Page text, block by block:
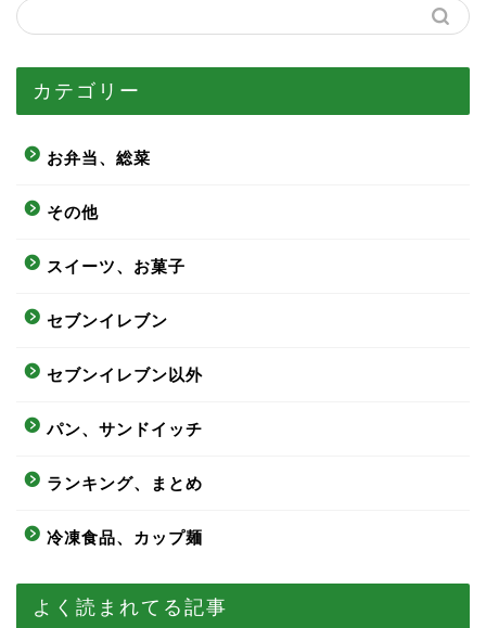
カテゴリー
お弁当、総菜
その他
スイーツ、お菓子
セブンイレブン
セブンイレブン以外
パン、サンドイッチ
ランキング、まとめ
冷凍食品、カップ麺
よく読まれてる記事